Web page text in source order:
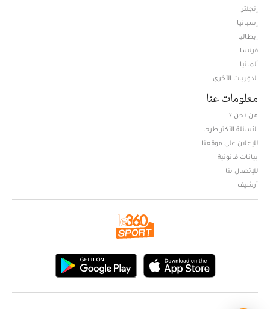
إنجلترا
إسبانيا
إيطاليا
فرنسا
ألمانيا
الدوريات الأخرى
معلومات عنا
من نحن ؟
الأسئلة الأكثر طرحا
للإعلان على موقعنا
بيانات قانونية
للإتصال بنا
أرشيف